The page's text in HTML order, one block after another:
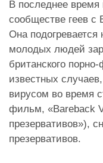
В последнее
сообществе геев с
Она подогревается
молодых людей
британского
известных
вирусом во время
фильм, «Bareback
презервативов»),
презервативов.